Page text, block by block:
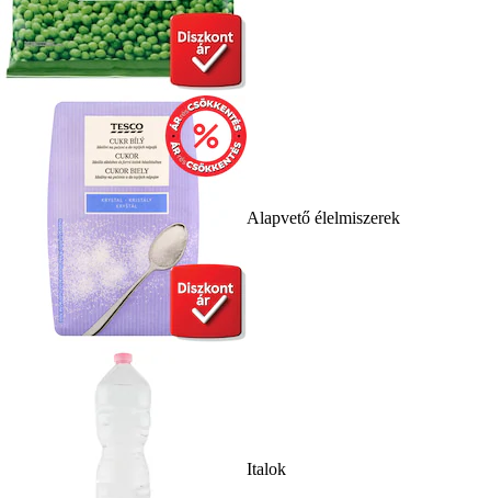
Alapvető élelmiszerek
Italok